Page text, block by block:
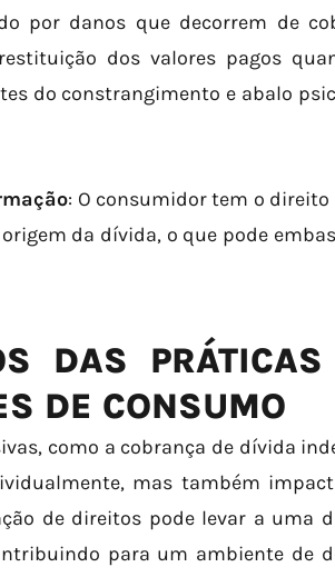
por danos que decorrem de
dos valores pagos
do constrangimento e abalo
: O consumidor tem o
da dívida, o que pode
DAS
DE CONSUMO
como a cobrança de dívida
mas também
de direitos pode levar a uma
para um ambiente de